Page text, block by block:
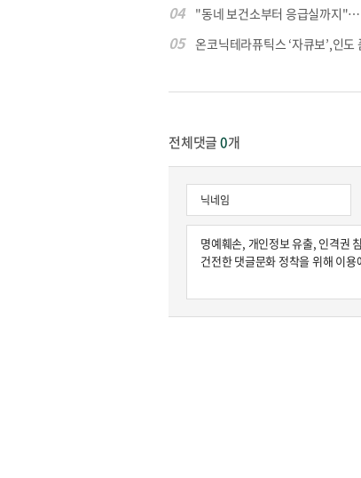
04 "동네 보건소부터 응급실까지"…
05 온코닉테라퓨틱스 ‘자큐보’,인도
전체댓글0개
원종원